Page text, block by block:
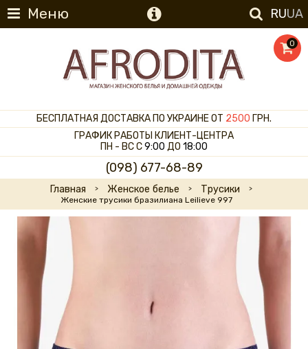
Меню RUUA
0
БЕСПЛАТНАЯ ДОСТАВКА ПО УКРАИНЕ ОТ 2500 ГРН.
ГРАФИК РАБОТЫ КЛИЕНТ-ЦЕНТРА
ПН - ВС С9:00 ДО 18:00
(098) 677-68-89
Главная Женское белье Трусики
Женские трусики бразилиана Leilieve 997